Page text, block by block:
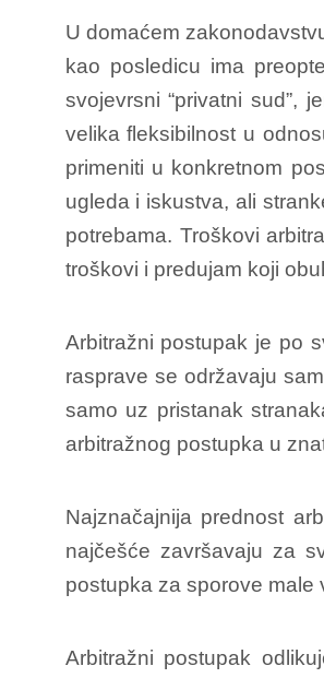
U domaćem
kao posledicu ima
svojevrsni “privatni sud”,
velika fleksibilnost u
primeniti u konkretnom
ugleda i iskustva, ali
potrebama. Troškovi
troškovi i predujam koji
Arbitražni postupak je po
rasprave se održavaju
samo uz pristanak
arbitražnog postupka u
Najznačajnija prednost
najčešće završavaju za
postupka za sporove male
Arbitražni postupak